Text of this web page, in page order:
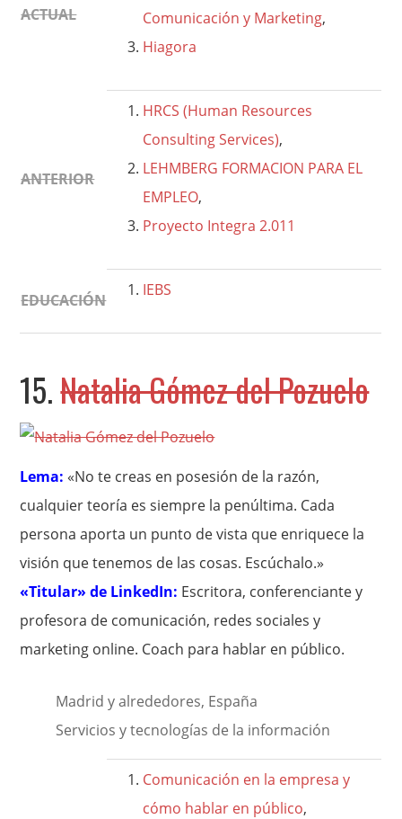
ACTUAL
Comunicación y Marketing,
Hiagora
ANTERIOR
HRCS (Human Resources
Consulting Services),
LEHMBERG FORMACION PARA EL
EMPLEO,
Proyecto Integra 2.011
EDUCACIÓN
IEBS
15.Natalia Gómez del Pozuelo
Lema: «No te creas en posesión de la razón,
cualquier teoría es siempre la penúltima. Cada
persona aporta un punto de vista que enriquece la
visión que tenemos de las cosas. Escúchalo.»
«Titular» de LinkedIn: Escritora, conferenciante y
profesora de comunicación, redes sociales y
marketing online. Coach para hablar en público.
Madrid y alrededores, España
Servicios y tecnologías de la información
Comunicación en la empresa y
cómo hablar en público,